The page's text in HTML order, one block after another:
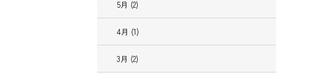
5月 (2)
4月 (1)
3月 (2)